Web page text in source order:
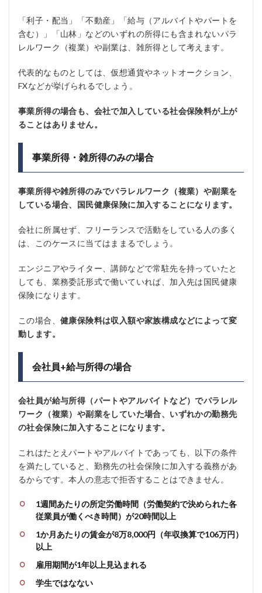
「利子・配当」「不動産」「給与（アルバイトやパートを
含む）」「山林」などのいずれの所得にも含まれないパラ
レルワーク（複業）や副業は、雑所得として考えます。
代表的なものとしては、仮想通貨やネットオークション、
FXなどが挙げられるでしょう。
事業所得の場合も、会社で加入している社会保険料が上が
ることはありません。
事業所得・雑所得のみの場合
事業所得や雑所得のみでパラレルワーク（複業）や副業を
している場合、国民健康保険に加入することになります。
会社に所属せず、フリーランスで活動をしている人の多く
は、このケースに当てはままるでしょう。
エンジニアやライター、講師などで常駐先を持っていたと
しても、業務委託形式で働いていれば、加入先は国民健康
保険になります。
この場合、 健康保険料は収入額や家族構成などによって変
動します。
会社員+給与所得の場合
会社員が給与所得（パートやアルバイトなど）でパラレル
ワーク（複業）や副業をしていた場合、いずれかの勤務先
の社会保険に加入することになります。
これはたとえパートやアルバイトであっても、以下の条件
を満たしていると、勤務先の社会保険に加入する義務があ
るからです。本人の意志で拒否することはできません。
1週間あたりの所定労働時間（労働契約で決められた各
従業員が働くべき時間）が20時間以上
1か月あたりの賃金が8万8,000円（年収換算で106万円）
以上
雇用期間が1年以上見込まれる
学生ではなない